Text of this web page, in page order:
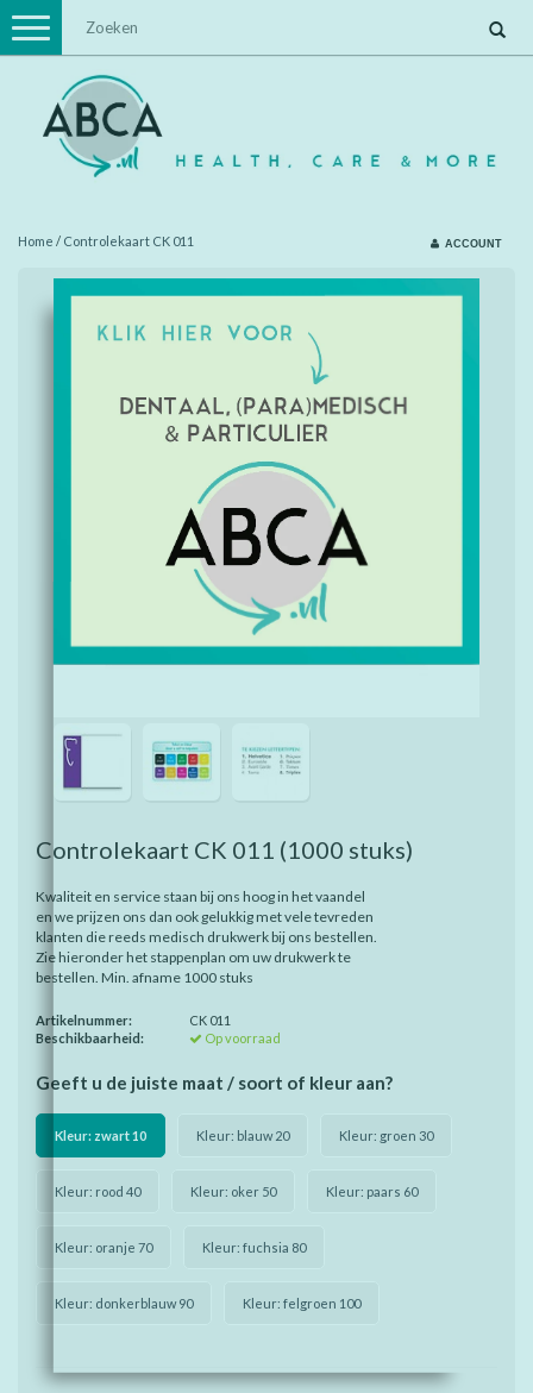
Toggle
navigation
Home / Controlekaart CK 011 ACCOUNT
Controlekaart CK 011 (1000 stuks)
Kwaliteit en service staan bij ons hoog in het vaandel
en we prijzen ons dan ook gelukkig met vele tevreden
klanten die reeds medisch drukwerk bij ons bestellen.
Zie hieronder het stappenplan om uw drukwerk te
bestellen. Min. afname 1000 stuks
Artikelnummer:
CK 011
Beschikbaarheid:
Op voorraad
Geeft u de juiste maat / soort of kleur aan?
Kleur: zwart 10 Kleur: blauw 20 Kleur: groen 30
Kleur: rood 40 Kleur: oker 50 Kleur: paars 60
Kleur: oranje 70 Kleur: fuchsia 80
Kleur: donkerblauw 90 Kleur: felgroen 100